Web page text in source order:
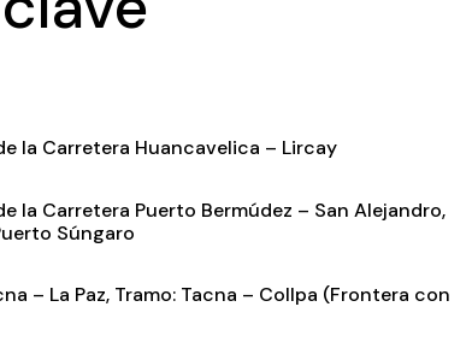
la Carretera Huancavelica – Lircay
la Carretera Puerto Bermúdez – San Alejandro,
Súngaro
– La Paz, Tramo: Tacna – Collpa (Frontera con